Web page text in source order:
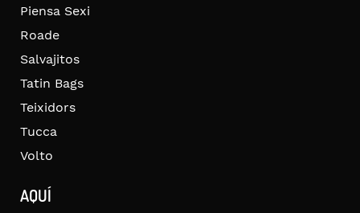
Piensa Sexi
Roade
Salvajitos
Tatin Bags
Teixidors
Tucca
Volto
AQUÍ